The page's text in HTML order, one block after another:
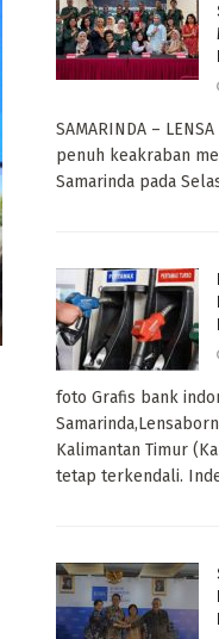
SAMARINDA –
penuh keakraban
Samarinda pada
foto Grafis bank
Kalimantan Timur
tetap terkendali.